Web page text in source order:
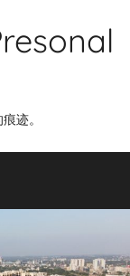
迹。